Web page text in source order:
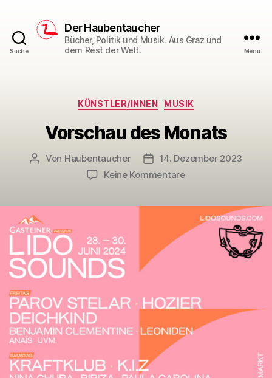
Suche
Der Haubentaucher
Bücher, Politik und Musik. Aus Graz und
dem Rest der Welt.
Menü
Kategorien
KÜNSTLER/INNEN MUSIK
Vorschau des Monats
Beitragsautor
Von Haubentaucher Veröffentlichungsdatum
14. Dezember 2023
Keine Kommentarezu
Monats